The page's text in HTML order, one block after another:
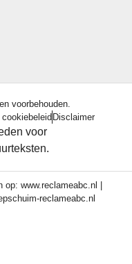
voorbehouden.
Disclaimer
op: www.reclameabc.nl
reclameabc.nl